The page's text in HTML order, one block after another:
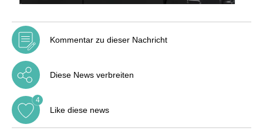
Kommentar zu dieser Nachricht
Diese News verbreiten
Like diese news
4